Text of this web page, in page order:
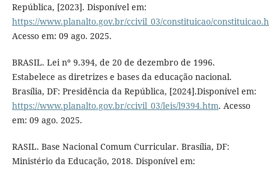
República, [2023]. Disponível em:
https://www.planalto.gov.br/ccivil_03/constituicao/
Acesso em: 09 ago. 2025.
BRASIL. Lei nº 9.394, de 20 de dezembro de 1996.
Estabelece as diretrizes e bases da educação nacional.
Brasília, DF: Presidência da República, [2024].Disponível em:
https://www.planalto.gov.br/ccivil_03/leis/l9394.htm. Acesso
em: 09 ago. 2025.
RASIL. Base Nacional Comum Curricular. Brasília, DF:
Ministério da Educação, 2018. Disponível em: